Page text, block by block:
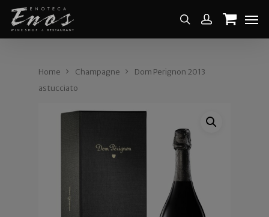
Home Champagne
Dom Perignon 2013
astucciato